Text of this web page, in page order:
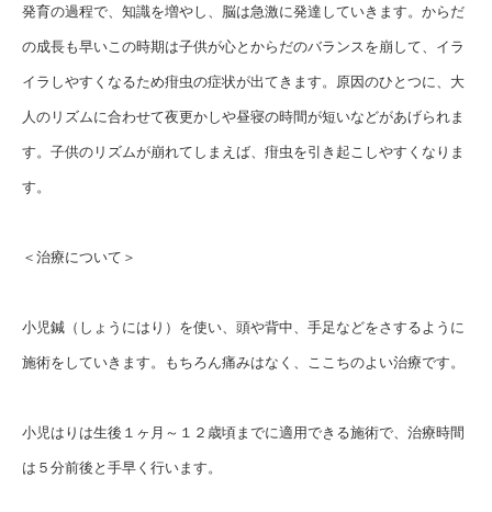
発育の過程で、知識を増やし、脳は急激に発達していきます。からだ
の成長も早いこの時期は子供が心とからだのバランスを崩して、イラ
イラしやすくなるため疳虫の症状が出てきます。原因のひとつに、大
人のリズムに合わせて夜更かしや昼寝の時間が短いなどがあげられま
す。子供のリズムが崩れてしまえば、疳虫を引き起こしやすくなりま
す。
＜治療について＞
小児鍼（しょうにはり）を使い、頭や背中、手足などをさするように
施術をしていきます。もちろん痛みはなく、ここちのよい治療です。
小児はりは生後１ヶ月～１２歳頃までに適用できる施術で、治療時間
は５分前後と手早く行います。